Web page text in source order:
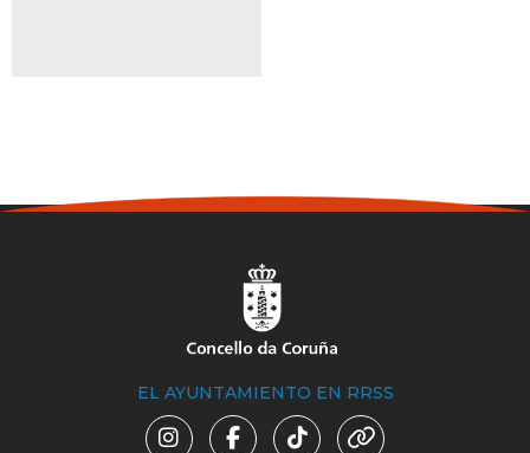
EL AYUNTAMIENTO EN RRSS